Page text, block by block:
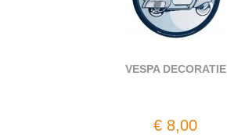
VESPA DECORATIE
€ 8,00